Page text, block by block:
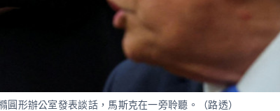
圓形辦公室發表談話，馬斯克在一旁聆聽。（路透）